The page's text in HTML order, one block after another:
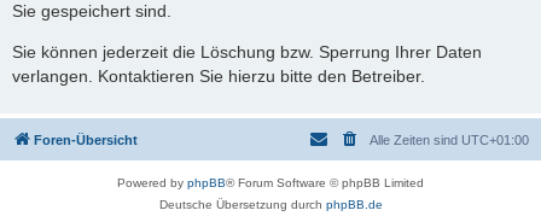
Sie gespeichert sind.
Sie können jederzeit die Löschung bzw. Sperrung Ihrer Daten
verlangen. Kontaktieren Sie hierzu bitte den Betreiber.
Foren-Übersicht Alle Zeiten sind UTC+01:00
Powered by phpBB® Forum Software © phpBB Limited
Deutsche Übersetzung durch phpBB.de